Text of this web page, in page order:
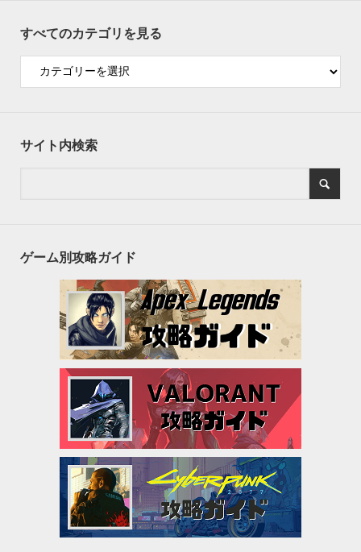
すべてのカテゴリを見る
サイト内検索
ゲーム別攻略ガイド